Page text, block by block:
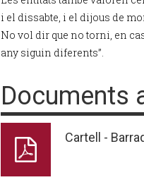
i el dissabte, i el dijous de
No vol dir que no torni, en
any siguin diferents”.
Documents
Cartell -